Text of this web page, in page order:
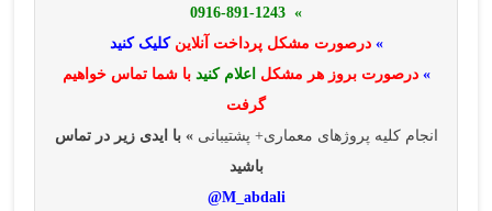
» 0916-891-1243
» درصورت مشکل پرداخت آنلاینکلیک کنید
» درصورت بروز هر مشکل اعلام کنید با شما تماس خواهیم
گرفت
انجام کلیه پروژهای معماری+ پشتیبانی» با ایدی زیر در تماس
باشید
M_abdali@